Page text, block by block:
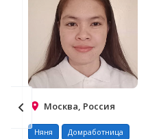
Москва, Россия
Няня Домработница